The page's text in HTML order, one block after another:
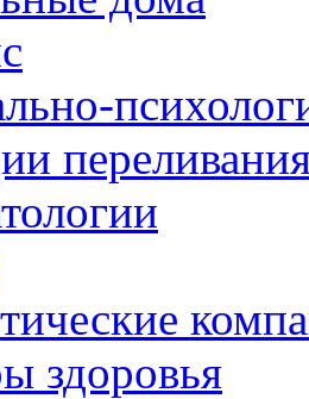
здоровья